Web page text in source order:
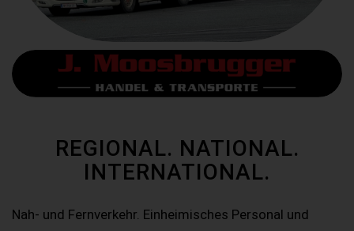
REGIONAL. NATIONAL.
INTERNATIONAL.
Nah- und Fernverkehr. Einheimisches Personal und